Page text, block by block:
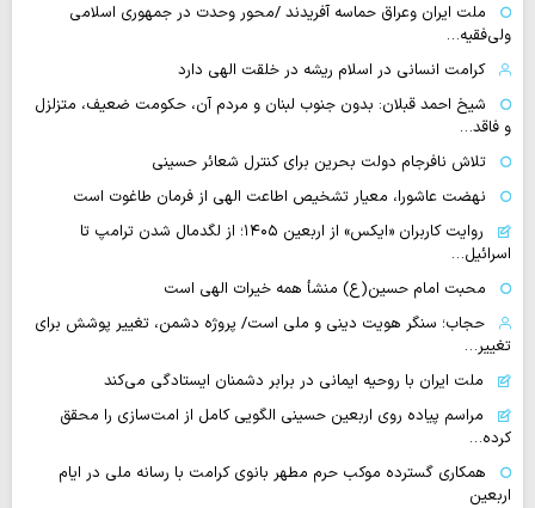
ملت ایران وعراق حماسه آفریدند /محور وحدت در جمهوری اسلامی
ولی‌فقیه…
کرامت انسانی در اسلام ریشه در خلقت الهی دارد
شیخ احمد قبلان: بدون جنوب لبنان و مردم آن، حکومت ضعیف، متزلزل
و فاقد…
تلاش نافرجام دولت بحرین برای کنترل شعائر حسینی
نهضت عاشورا، معیار تشخیص اطاعت الهی از فرمان طاغوت است
روایت‌ کاربران «ایکس» از اربعین ۱۴۰۵؛ از لگدمال شدن ترامپ تا
اسرائیل…
محبت امام حسین(ع) منشأ همه خیرات الهی است
حجاب؛ سنگر هویت دینی و ملی است/ پروژه دشمن، تغییر پوشش برای
تغییر…
ملت ایران با روحیه ایمانی در برابر دشمنان ایستادگی می‌کند
مراسم پیاده روی اربعین حسینی الگویی کامل از امت‌سازی را محقق
کرده…
همکاری گسترده موکب حرم مطهر بانوی کرامت با رسانه ملی در ایام
اربعین